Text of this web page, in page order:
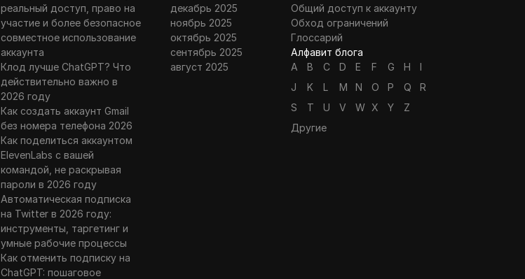
реальный доступ, право на
участие и более безопасное
совместное использование
аккаунта
Клод лучше ChatGPT? Что
действительно важно в
2026 году
Как создать аккаунт Gmail
без номера телефона 2026
Как поделиться аккаунтом
ElevenLabs с вашей
командой, не раскрывая
пароли в 2026 году
Автоматическая подписка
на Twitter в 2026 году:
инструменты, таргетинг и
умные рабочие процессы
Как отменить подписку на
ChatGPT: пошаговое
декабрь 2025
ноябрь 2025
октябрь 2025
сентябрь 2025
август 2025
Общий доступ к аккаунту
Обход ограничений
Глоссарий
Алфавит блога
A
B C D E F G H
I
J
K L M N O P Q
R
S
T U V W X Y
Z
Другие